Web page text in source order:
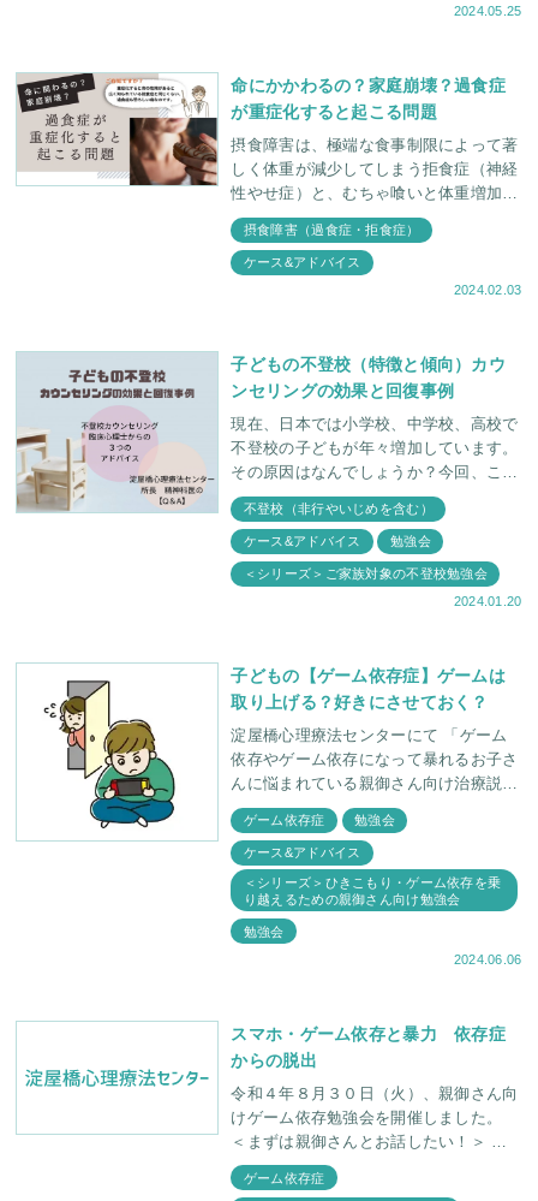
2024.05.25
命にかかわるの？家庭崩壊？過食症
が重症化すると起こる問題
摂食障害は、極端な食事制限によって著
しく体重が減少してしまう拒食症（神経
性やせ症）と、むちゃ喰いと体重増加を
防ぐための代償行為（嘔吐や下剤の乱用
など）を繰り返す過食症（神経性過食
症）の2つに大
摂食障害（過食症・拒食症）
ケース&アドバイス
2024.02.03
子どもの不登校（特徴と傾向）カウ
ンセリングの効果と回復事例
現在、日本では小学校、中学校、高校で
不登校の子どもが年々増加しています。
その原因はなんでしょうか？今回、この
記事では、不登校になりやすいお子さん
の特徴やチェックリスト、カウンセリン
グによる回復事例をご
不登校（非行やいじめを含む）
ケース&アドバイス 勉強会
＜シリーズ＞ご家族対象の不登校勉強会
2024.01.20
子どもの【ゲーム依存症】ゲームは
取り上げる？好きにさせておく？
淀屋橋心理療法センターにて 「ゲーム
依存やゲーム依存になって暴れるお子さ
んに悩まれている親御さん向け治療説明
会」を開催しました。 説明会に参加さ
れた親御さんとの関わりの中で 「ゲー
ムを無
ゲーム依存症 勉強会
ケース&アドバイス
＜シリーズ＞ひきこもり・ゲーム依存を乗
り越えるための親御さん向け勉強会
勉強会
2024.06.06
スマホ・ゲーム依存と暴力 依存症
からの脱出
令和４年８月３０日（火）、親御さん向
けゲーム依存勉強会を開催しました。
＜まずは親御さんとお話したい！＞ 勉
強会は私、福田俊介と親御さんたちとの
交流から始まりました。 「この勉強会
ゲーム依存症